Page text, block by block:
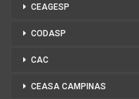
CEAGESP
CODASP
CAC
CEASA CAMPINAS